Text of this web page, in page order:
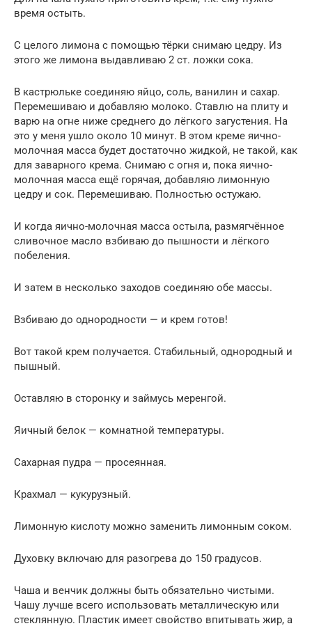
время остыть.
С целого лимона с помощью тёрки снимаю цедру. Из
этого же лимона выдавливаю 2 ст. ложки сока.
В кастрюльке соединяю яйцо, соль, ванилин и сахар.
Перемешиваю и добавляю молоко. Ставлю на плиту и
варю на огне ниже среднего до лёгкого загустения. На
это у меня ушло около 10 минут. В этом креме яично-
молочная масса будет достаточно жидкой, не такой, как
для заварного крема. Снимаю с огня и, пока яично-
молочная масса ещё горячая, добавляю лимонную
цедру и сок. Перемешиваю. Полностью остужаю.
И когда яично-молочная масса остыла, размягчённое
сливочное масло взбиваю до пышности и лёгкого
побеления.
И затем в несколько заходов соединяю обе массы.
Взбиваю до однородности — и крем готов!
Вот такой крем получается. Стабильный, однородный и
пышный.
Оставляю в сторонку и займусь меренгой.
Яичный белок — комнатной температуры.
Сахарная пудра — просеянная.
Крахмал — кукурузный.
Лимонную кислоту можно заменить лимонным соком.
Духовку включаю для разогрева до 150 градусов.
Чаша и венчик должны быть обязательно чистыми.
Чашу лучше всего использовать металлическую или
стеклянную. Пластик имеет свойство впитывать жир, а